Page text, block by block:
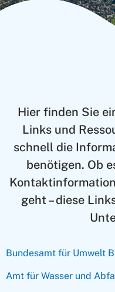
Hier finden Sie
Links und
schnell die
benötigen. Ob
geht – diese
Bundesamt für Umwelt
Amt für Wasser und